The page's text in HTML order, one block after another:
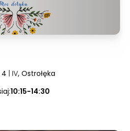
4 | IV, Ostrołęka
10:15-14:30